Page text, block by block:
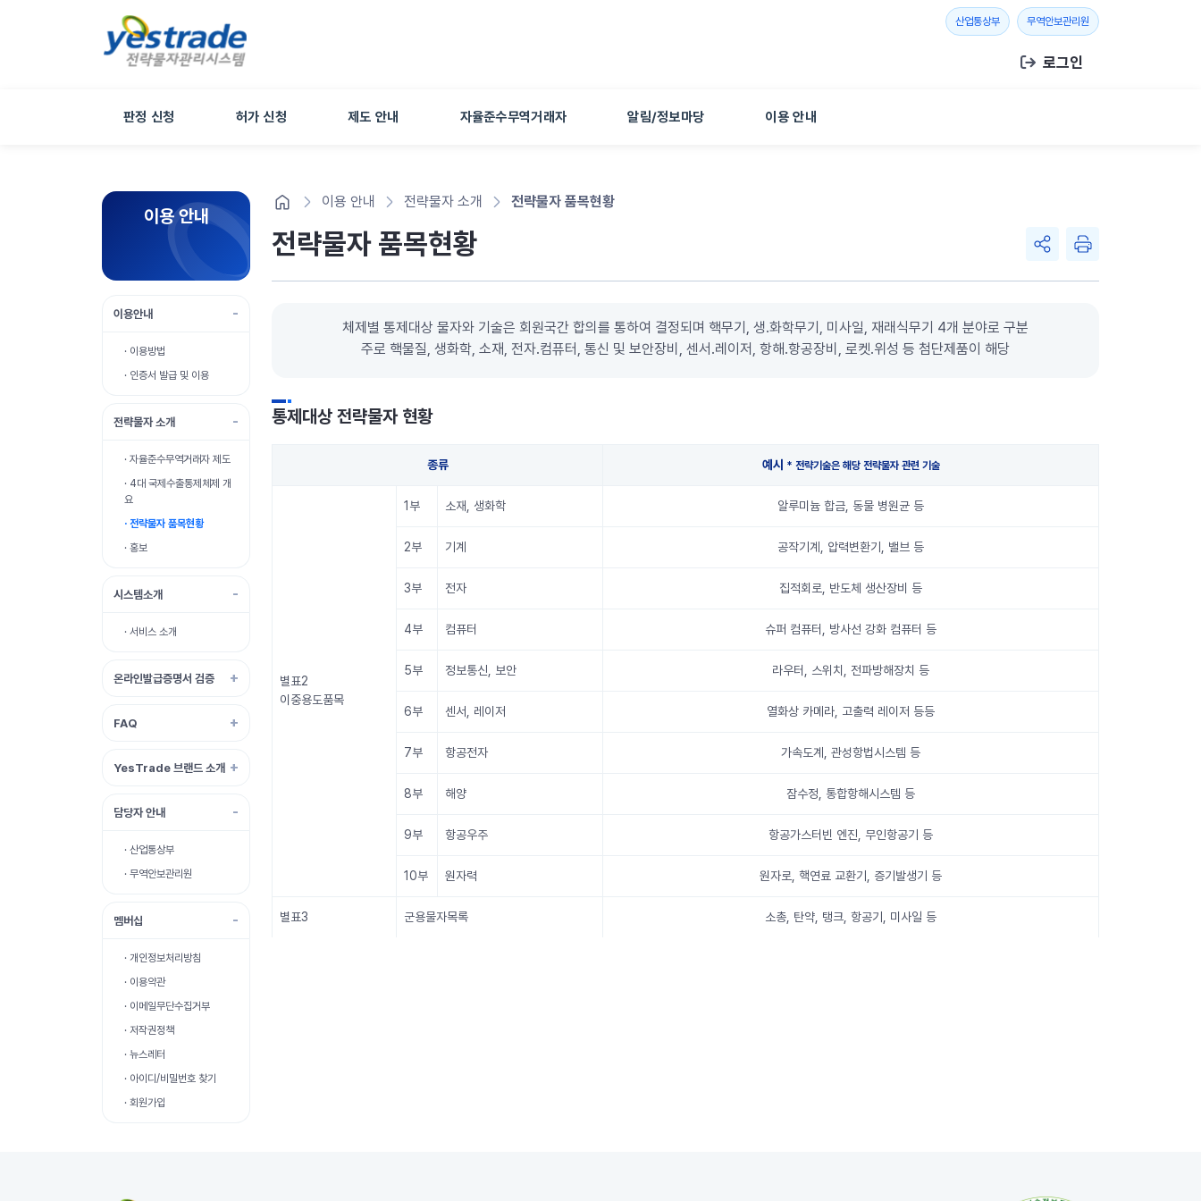
산업통상부새 창 열기무역안보관리원 새 창 열기
로그인
판정 신청 허가 신청 제도 안내 자율준수무역거래자 알림/정보마당 이용 안내
이용 안내
이용안내
· 이용방법
· 인증서 발급 및 이용
전략물자 소개
· 자율준수무역거래자 제도
· 4대 국제수출통제체제 개
요
· 전략물자 품목현황
· 홍보
시스템소개
· 서비스 소개
온라인발급증명서 검증
FAQ
YesTrade 브랜드 소개
담당자 안내
· 산업통상부
· 무역안보관리원
멤버십
· 개인정보처리방침
· 이용약관
· 이메일무단수집거부
· 저작권정책
· 뉴스레터
· 아이디/비밀번호 찾기
· 회원가입
이용 안내 전략물자 소개 전략물자 품목현황
전략물자 품목현황
체제별 통제대상 물자와 기술은 회원국간 합의를 통하여 결정되며 핵무기, 생․화학무기, 미사일, 재래식무기 4개 분야로 구분
주로 핵물질, 생화학, 소재, 전자․컴퓨터, 통신 및 보안장비, 센서․레이저, 항해․항공장비, 로켓․위성 등 첨단제품이 해당
통제대상 전략물자 현황
종류 예시 * 전략기술은 해당 전략물자 관련 기술
별표2
이중용도품목
1부 소재, 생화학 알루미늄 합금, 동물 병원균 등
2부 기계 공작기계, 압력변환기, 밸브 등
3부 전자 집적회로, 반도체 생산장비 등
4부 컴퓨터 슈퍼 컴퓨터, 방사선 강화 컴퓨터 등
5부 정보통신, 보안 라우터, 스위치, 전파방해장치 등
6부 센서, 레이저 열화상 카메라, 고출력 레이저 등등
7부 항공전자 가속도계, 관성항법시스템 등
8부 해양 잠수정, 통합항해시스템 등
9부 항공우주 항공가스터빈 엔진, 무인항공기 등
10부 원자력 원자로, 핵연료 교환기, 증기발생기 등
별표3 군용물자목록 소총, 탄약, 탱크, 항공기, 미사일 등